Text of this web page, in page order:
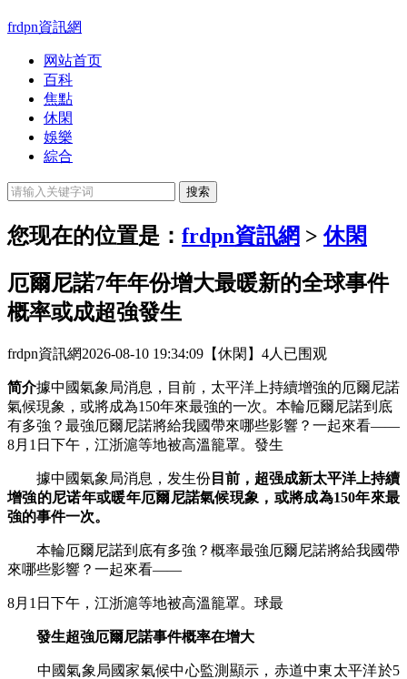
frdpn資訊網
网站首页
百科
焦點
休閑
娛樂
綜合
您现在的位置是： frdpn資訊網 >休閑
厄爾尼諾7年年份增大最暖新的全球事件
概率或成超強發生
frdpn資訊網2026-08-10 19:34:09 【休閑】 4人已围观
简介據中國氣象局消息，目前，太平洋上持續增強的厄爾尼諾
氣候現象，或將成為150年來最強的一次。本輪厄爾尼諾到底
有多強？最強厄爾尼諾將給我國帶來哪些影響？一起來看——
8月1日下午，江浙滬等地被高溫籠罩。發生
據中國氣象局消息，发生份 目前，超强成新太平洋上持續
增強的尼诺年或暖年厄爾尼諾氣候現象，或將成為150年來最
強的事件一次。
本輪厄爾尼諾到底有多強？概率最強厄爾尼諾將給我國帶
來哪些影響？一起來看——
8月1日下午，江浙滬等地被高溫籠罩。球最
發生超強厄爾尼諾事件概率在增大
中國氣象局國家氣候中心監測顯示，赤道中東太平洋於5